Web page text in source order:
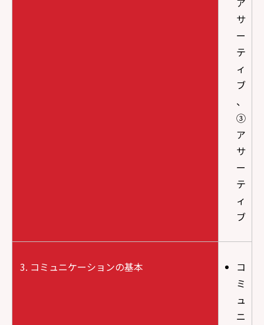
サ
ー
テ
ィ
ブ
、
③
ア
サ
ー
テ
ィ
ブ
コミュニケーションの基本
コ
ミ
ュ
ニ